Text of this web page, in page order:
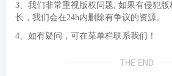
3、我们非常重视版权问题, 如果有侵犯
长，我们会在24h内删除有争议的资源。
4、如有疑问，可在菜单栏联系我们！
THE END